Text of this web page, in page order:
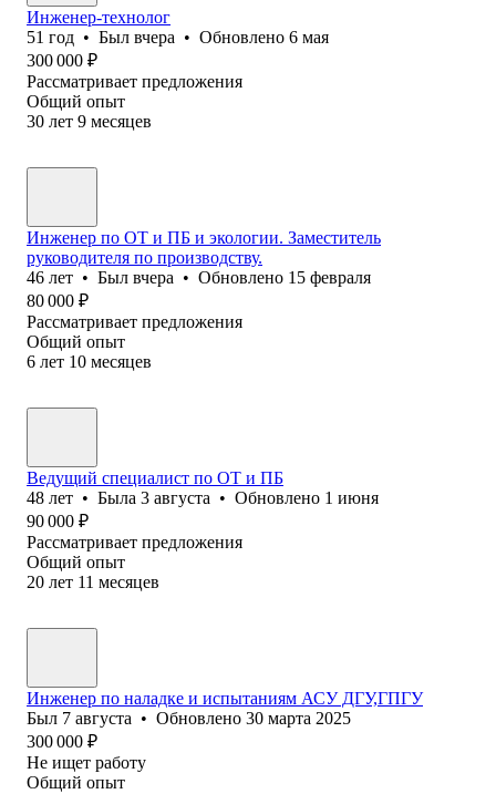
Инженер-технолог
51 год • Был вчера • Обновлено 6 мая
300 000 ₽
Рассматривает предложения
Общий опыт
30 лет 9 месяцев
Инженер по ОТ и ПБ и экологии. Заместитель
руководителя по производству.
46 лет • Был вчера • Обновлено 15 февраля
80 000 ₽
Рассматривает предложения
Общий опыт
6 лет 10 месяцев
Ведущий специалист по ОТ и ПБ
48 лет • Была 3 августа • Обновлено 1 июня
90 000 ₽
Рассматривает предложения
Общий опыт
20 лет 11 месяцев
Инженер по наладке и испытаниям АСУ ДГУ,ГПГУ
Был 7 августа • Обновлено 30 марта 2025
300 000 ₽
Не ищет работу
Общий опыт